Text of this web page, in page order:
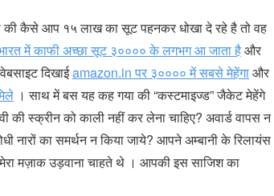
कैसे आप १५ लाख का सूट पहनकर धोखा दे रहे है तो वह
में काफी अच्छा सूट ३०००० के लगभग आ जाता हैऔर
दिखाईamazon.in पर ३०००० में सबसे मेहेंगाऔर
। साथ में बस यह कह गया की “कस्टमाइज्ड” जैकेट मेहेंगे
की स्क्रीन को काली नहीं कर लेना चाहिए? अवार्ड वापस न
नारों का समर्थन न किया जाये? आपने अम्बानी के रिलायंस
मज़ाक उड़वाना चाहते थे । आपकी इस साजिश का